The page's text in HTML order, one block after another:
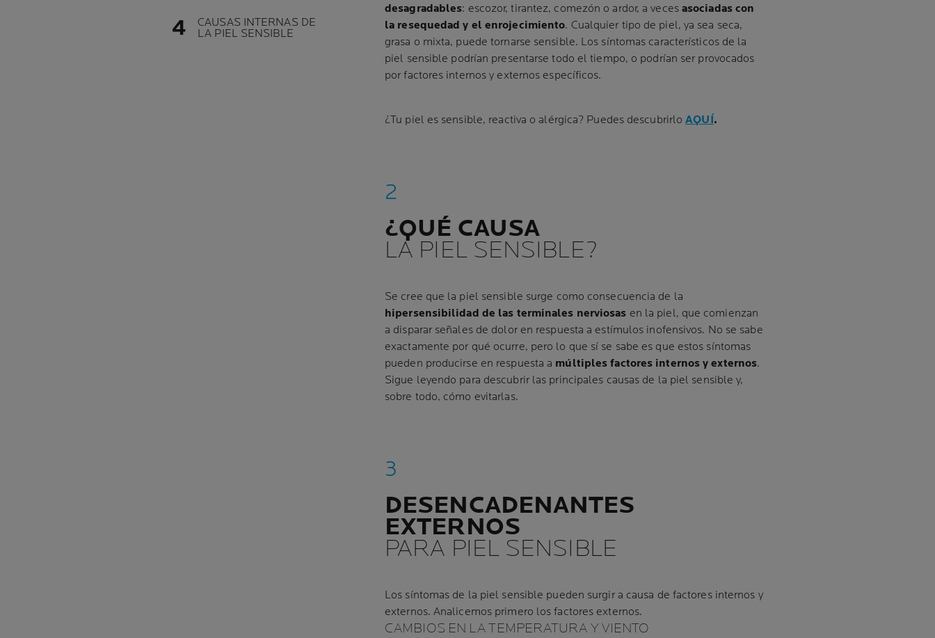
CAUSAS INTERNAS DE
LA PIEL SENSIBLE
desagradables: escozor, tirantez, comezón o ardor, a veces asociadas con
la resequedad y el enrojecimiento. Cualquier tipo de piel, ya sea seca,
grasa o mixta, puede tornarse sensible. Los síntomas característicos de la
piel sensible podrían presentarse todo el tiempo, o podrían ser provocados
por factores internos y externos específicos.
¿Tu piel es sensible, reactiva o alérgica? Puedes descubrirloAQUÍ.
¿QUÉ CAUSA
LA PIEL SENSIBLE?
Se cree que la piel sensible surge como consecuencia de la
hipersensibilidad de las terminales nerviosas en la piel, que comienzan
a disparar señales de dolor en respuesta a estímulos inofensivos. No se sabe
exactamente por qué ocurre, pero lo que sí se sabe es que estos síntomas
pueden producirse en respuesta a múltiples factores internos y externos.
Sigue leyendo para descubrir las principales causas de la piel sensible y,
sobre todo, cómo evitarlas.
DESENCADENANTES
EXTERNOS
PARA PIEL SENSIBLE
Los síntomas de la piel sensible pueden surgir a causa de factores internos y
externos. Analicemos primero los factores externos.
CAMBIOS EN LA TEMPERATURA Y VIENTO